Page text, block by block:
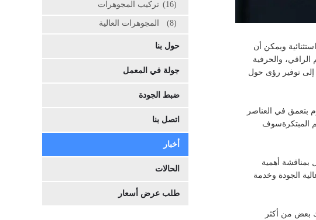
تركيب المجوهرات (16)
المجوهرات العالية (8)
حول بنا
جولة في المعمل
ضبط الجودة
اتصل بنا
أخبار
الحالات
طلب عرض أسعار
ويمكن أن
الراقي، والحرفية
إلى توفير رؤى حول
بتعمق في العناصر
المبتكرةسوف
أهمية
الجودة وخدمة
بعض من أكثر